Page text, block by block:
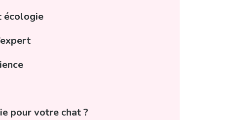
écologie
pour votre chat ?